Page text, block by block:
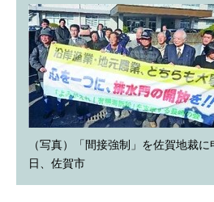
（写真）「間接強制」を佐賀地裁
日、佐賀市